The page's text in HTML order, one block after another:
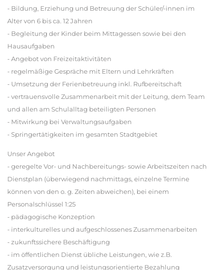
- Bildung, Erziehung und Betreuung der Schüler/-innen im
Alter von 6 bis ca. 12 Jahren
- Begleitung der Kinder beim Mittagessen sowie bei den
Hausaufgaben
- Angebot von Freizeitaktivitäten
- regelmäßige Gespräche mit Eltern und Lehrkräften
- Umsetzung der Ferienbetreuung inkl. Rufbereitschaft
- vertrauensvolle Zusammenarbeit mit der Leitung, dem Team
und allen am Schulalltag beteiligten Personen
- Mitwirkung bei Verwaltungsaufgaben
- Springertätigkeiten im gesamten Stadtgebiet
Unser Angebot
- geregelte Vor- und Nachbereitungs- sowie Arbeitszeiten nach
Dienstplan (überwiegend nachmittags, einzelne Termine
können von den o. g. Zeiten abweichen), bei einem
Personalschlüssel 1:25
- pädagogische Konzeption
- interkulturelles und aufgeschlossenes Zusammenarbeiten
- zukunftssichere Beschäftigung
- im öffentlichen Dienst übliche Leistungen, wie z.B.
Zusatzversorgung und leistungsorientierte Bezahlung